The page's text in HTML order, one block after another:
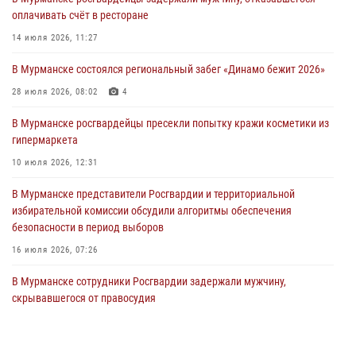
Сотрудники Росгвардии провели инструктаж по
антитеррористической защищенности для членов избирательных
31 июля 2026, 08:48 3
ресторане
30 июля 2026, 14:09
тактическое занятие совместно с МЧС России
30 июля 2026, 14:05
оплачивать счёт в ресторане
14 июля 2026, 11:27
В Мурманске состоялся региональный забег «Динамо бежит 2026»
28 июля 2026, 08:02 4
В Мурманске росгвардейцы пресекли попытку кражи косметики из
гипермаркета
10 июля 2026, 12:31
В Мурманске представители Росгвардии и территориальной
избирательной комиссии обсудили алгоритмы обеспечения
безопасности в период выборов
16 июля 2026, 07:26
В Мурманске сотрудники Росгвардии задержали мужчину,
скрывавшегося от правосудия